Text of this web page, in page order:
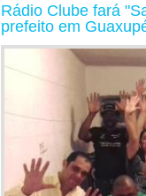
Rádio Clube fará
prefeito em